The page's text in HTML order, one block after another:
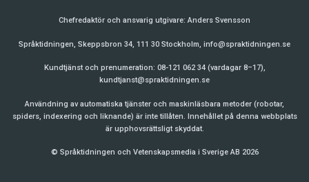
Chefredaktör och ansvarig utgivare:Anders Svensson
Språktidningen, Skeppsbron 34, 111 30 Stockholm, info@spraktidningen.se
Kundtjänst och prenumeration: 08-121 062 34 (vardagar 8–17),
kundtjanst@spraktidningen.se
Användning av automatiska tjänster och maskinläsbara metoder (robotar,
spiders, indexering och liknande) är inte tillåten. Innehållet på denna webbplats
är upphovsrättsligt skyddat.
© Språktidningen och Vetenskapsmedia i Sverige AB 2026